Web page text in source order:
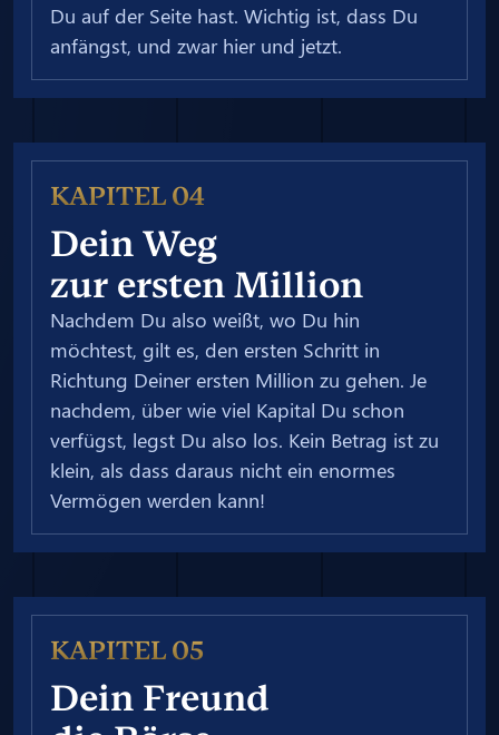
Du auf der Seite hast. Wichtig ist, dass Du
anfängst, und zwar hier und jetzt.
KAPITEL 04
Dein Weg
zur ersten Million
Nachdem Du also weißt, wo Du hin
möchtest, gilt es, den ersten Schritt in
Richtung Deiner ersten Million zu gehen. Je
nachdem, über wie viel Kapital Du schon
verfügst, legst Du also los. Kein Betrag ist zu
klein, als dass daraus nicht ein enormes
Vermögen werden kann!
KAPITEL 05
Dein Freund